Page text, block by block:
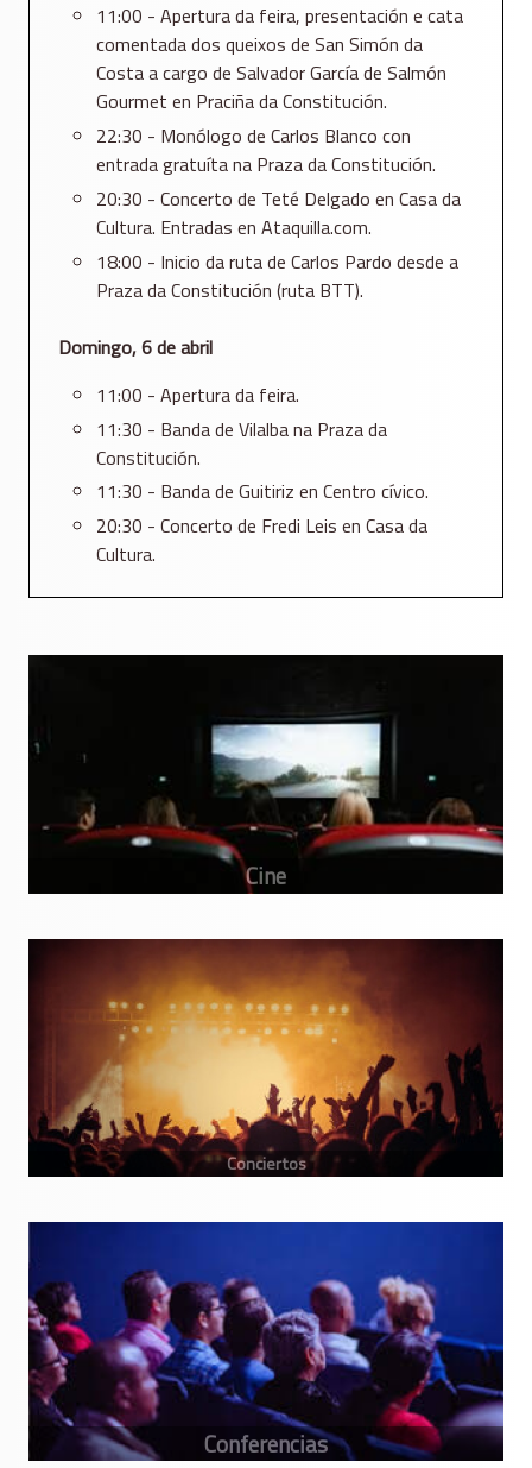
11:00 - Apertura da feira, presentación e cata
comentada dos queixos de San Simón da
Costa a cargo de Salvador García de Salmón
Gourmet en Praciña da Constitución.
22:30 - Monólogo de Carlos Blanco con
entrada gratuíta na Praza da Constitución.
20:30 - Concerto de Teté Delgado en Casa da
Cultura. Entradas en Ataquilla.com.
18:00 - Inicio da ruta de Carlos Pardo desde a
Praza da Constitución (ruta BTT).
Domingo, 6 de abril
11:00 - Apertura da feira.
11:30 - Banda de Vilalba na Praza da
Constitución.
11:30 - Banda de Guitiriz en Centro cívico.
20:30 - Concerto de Fredi Leis en Casa da
Cultura.